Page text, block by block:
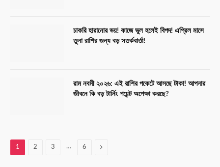
চাকরি হারানোর ভয়! কাজে ভুল হলেই বিপদ! এপ্রিল মাসে
তুলা রাশির জন্য বড় সতর্কবার্তা!
রাম নবমী ২০২৬: এই রাশির পকেটে আসছে টাকা! আপনার
জীবনে কি বড় টার্নিং পয়েন্ট অপেক্ষা করছে?
1 2 3 … 6 Next